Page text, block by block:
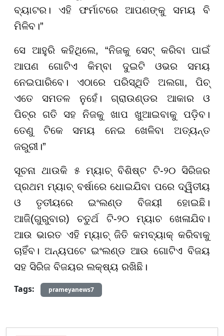
ବ୍ୟାଟର। ଏହି ଫର୍ମାଟରେ ଆପଣଙ୍କୁ ସମୟ ବି
ମିଳିବ।”
ସେ ଆହୁରି କହିଥିଲେ, “ନିଜକୁ ସେଟ୍ କରିବା ପାଇଁ
ଆପଣ ଗୋଟିଏ କିମ୍ବା ଦୁଇଟି ଓଭର ସମୟ
ନେଇପାରିବେ। ଏଠାରେ ପରିସ୍ଥିତି ଅଲଗା, ପିଚ୍
ଏତେ ସମତଳ ନୁହେଁ। ଗ୍ରାଉଣ୍ଡର ଆକାର ଓ
ପିଚ୍‌ର ଗତି ସହ ନିଜକୁ ଖାପ ଖୁଆଇବାକୁ ପଡ଼ିବ।
ତେଣୁ ଟିକେ ସମୟ ନେଇ ଖେଳିବା ଅତ୍ୟନ୍ତ
ଜରୁରୀ।”
ସୂଚନା ଥାଉକି ୫ ମ୍ୟାଚ୍ ବିଶିଷ୍ଟ ଟି-୨୦ ସିରିଜର
ପ୍ରଥମ ମ୍ୟାଚ୍ ବର୍ଷାରେ ଧୋଇଯିବା ପରେ ଦ୍ୱିତୀୟ
ଓ ତୃତୀୟରେ ଇଂଲଣ୍ଡ ବିଜୟୀ ହୋଇଛି।
ଆଜି(ଗୁରୁବାର) ଚତୁର୍ଥ ଟି-୨୦ ମ୍ୟାଚ ଖେଳାଯିବ।
ଆଉ ଭାରତ ଏହି ମ୍ୟାଚ୍ ଜିତି କମବ୍ୟାକ୍ କରିବାକୁ
ଚାହିଁବ। ଅନ୍ୟପଟେ ଇଂଲଣ୍ଡ ଆଉ ଗୋଟିଏ ବିଜୟ
ସହ ସିରିଜ ବିଜୟର ଲକ୍ଷ୍ୟ ରଖିଛି।
Tags:
prameyanews7